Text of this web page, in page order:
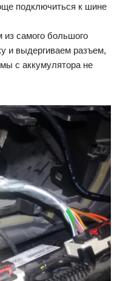
подключиться к шине
самого большого
и выдергиваем разъем,
с аккумулятора не